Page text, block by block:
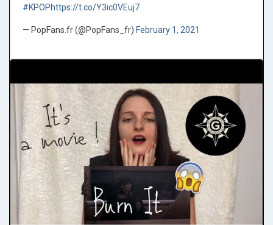
#KPOPhttps://t.co/Y3ic0VEuj7
— PopFans.fr (@PopFans_fr) February 1, 2021